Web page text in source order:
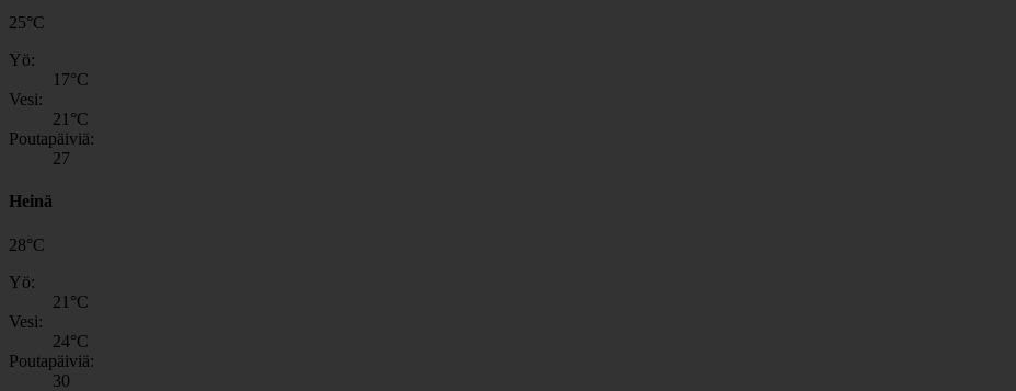
25°C
Yö:
17°C
Vesi:
21 °C
Poutapäiviä:
27
Heinä
28°C
Yö:
21 °C
Vesi:
24°C
Poutapäiviä:
30